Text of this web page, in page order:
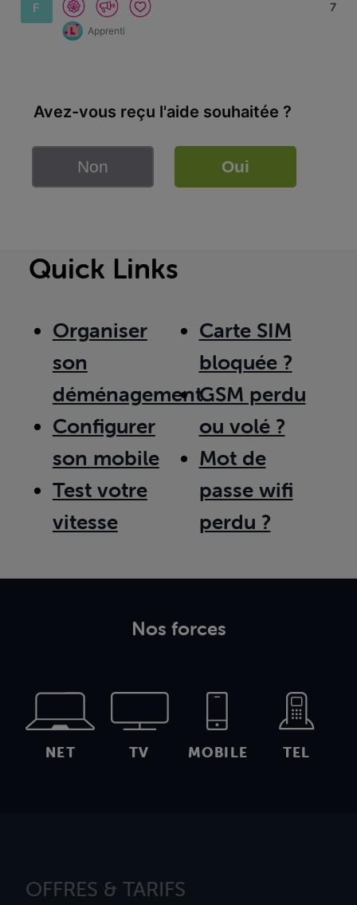
F
Apprenti
7
Avez-vous reçu l'aide souhaitée ?
Non Oui
Quick Links
Organiser
son
déménagement
Configurer
son mobile
Test votre
vitesse
Carte SIM
bloquée ?
GSM perdu
ou volé ?
Mot de
passe wifi
perdu ?
Nos forces
NET TV MOBILE TEL
OFFRES & TARIFS